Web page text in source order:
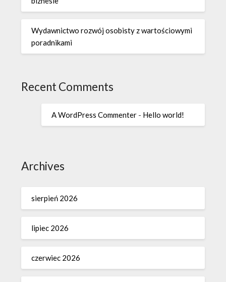
Wydawnictwo rozwój osobisty z wartościowymi
poradnikami
Recent Comments
A WordPress Commenter - Hello world!
Archives
sierpień 2026
lipiec 2026
czerwiec 2026